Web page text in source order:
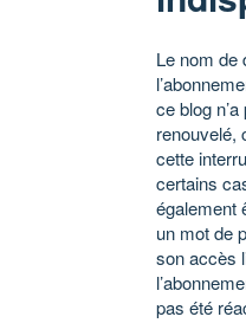
Le nom de
ce blog
renouvelé,
cette
certains
également
un mot de
son accès
pas été